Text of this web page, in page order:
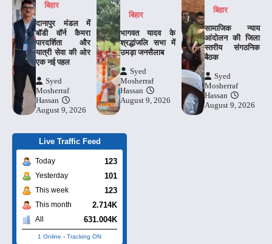
बिहार
दानापुर मंडल में
बॉडी वॉर्न कैमरा
पारदर्शिता और
यात्री सेवा की ओर
एक नई पहल
Syed
Mosherraf
Hassan
August 9, 2026
बिहार
भागवत यादव के
श्रद्धांजलि सभा में
उमड़ा जनसैलाब
Syed
Mosherraf
Hassan
August 9, 2026
बिहार
​सामाजिक न्याय
आंदोलन की जिला
स्तरीय संगठनिक
बैठक
Syed
Mosherraf
Hassan
August 9, 2026
Live Traffic Feed
Today 123
Yesterday 101
This week 123
This month 2.714K
All 631.004K
1 Online - Tracking ON